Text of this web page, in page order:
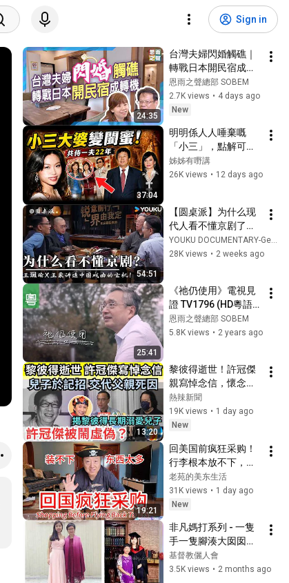
Sign in
24:35
台灣夫婦閃婚觸礁｜
轉戰日本開民宿成轉
機｜《雪國裡的家》
真人真事見證｜吳玉
瀅
恩雨之聲總部 SOBEM
2.7K views • 4 days ago
New
37:04
明明係人人唾棄嘅
「小三」，點解可以
令大婆甘願「共侍一
夫22年」？唔爭寵、
嫂到億萬富婆，將最
難堪嘅身份活成最大
贏家！「最醜港姐」
陳妙瑛到底有幾狠？
姊姊有嘢講
26K views • 12 days ago
54:51
【圆桌派】为什么现
代人看不懂京剧了？
王珮瑜x王蒙讲透中国
戏曲的玄机：有什么
桌派 第三季 | 优酷纪
实人文 YOUKU
DOCUMENTARY
YOUKU DOCUMENTARY-Get APP now
28K views • 2 weeks ago
25:41
《祂仍使用》電視見
證 TV1796 (HD粵語)
(移民、疫情、梁嘯
吟)
恩雨之聲總部 SOBEM
5.8K views • 2 years ago
13:20
黎彼得逝世！許冠傑
親寫悼念信，懷念昔
日拍檔｜許冠傑被鬧
虛偽？｜兒子於記招
交代父親死因｜否認
｜揭黎彼得長期溺愛
兒子！｜熱辣新聞
《娛樂新聞》
熱辣新聞
19K views • 1 day ago
New
19:21
回美国前疯狂采购！
行李根本放不下，都
买了什么，哪些东西
一定要带回去，给大
家详细看看
老苑的美东生活
31K views • 1 day ago
New
非凡媽打系列 - 一隻
手一隻腳湊大囡囡成
長的媽咪
基督教儷人會
3.5K views • 2 months ago